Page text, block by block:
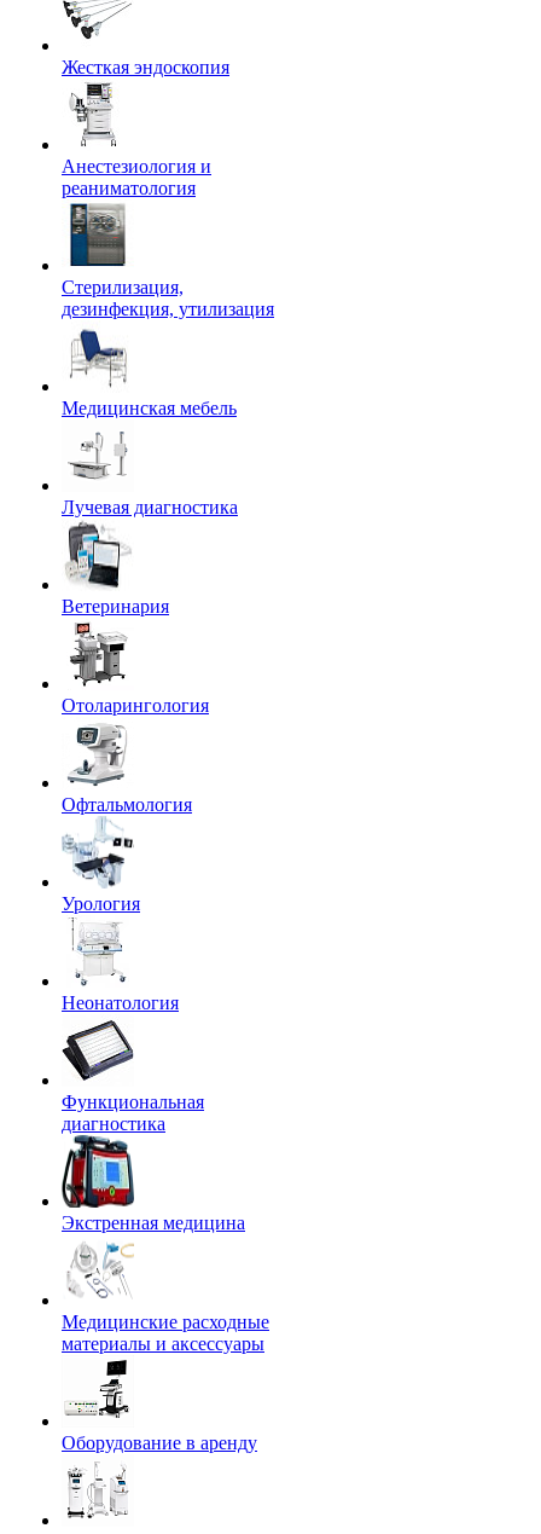
Жесткая эндоскопия
Анестезиология и
реаниматология
Стерилизация,
дезинфекция, утилизация
Медицинская мебель
Лучевая диагностика
Ветеринария
Отоларингология
Офтальмология
Урология
Неонатология
Функциональная
диагностика
Экстренная медицина
Медицинские расходные
материалы и аксессуары
Оборудование в аренду